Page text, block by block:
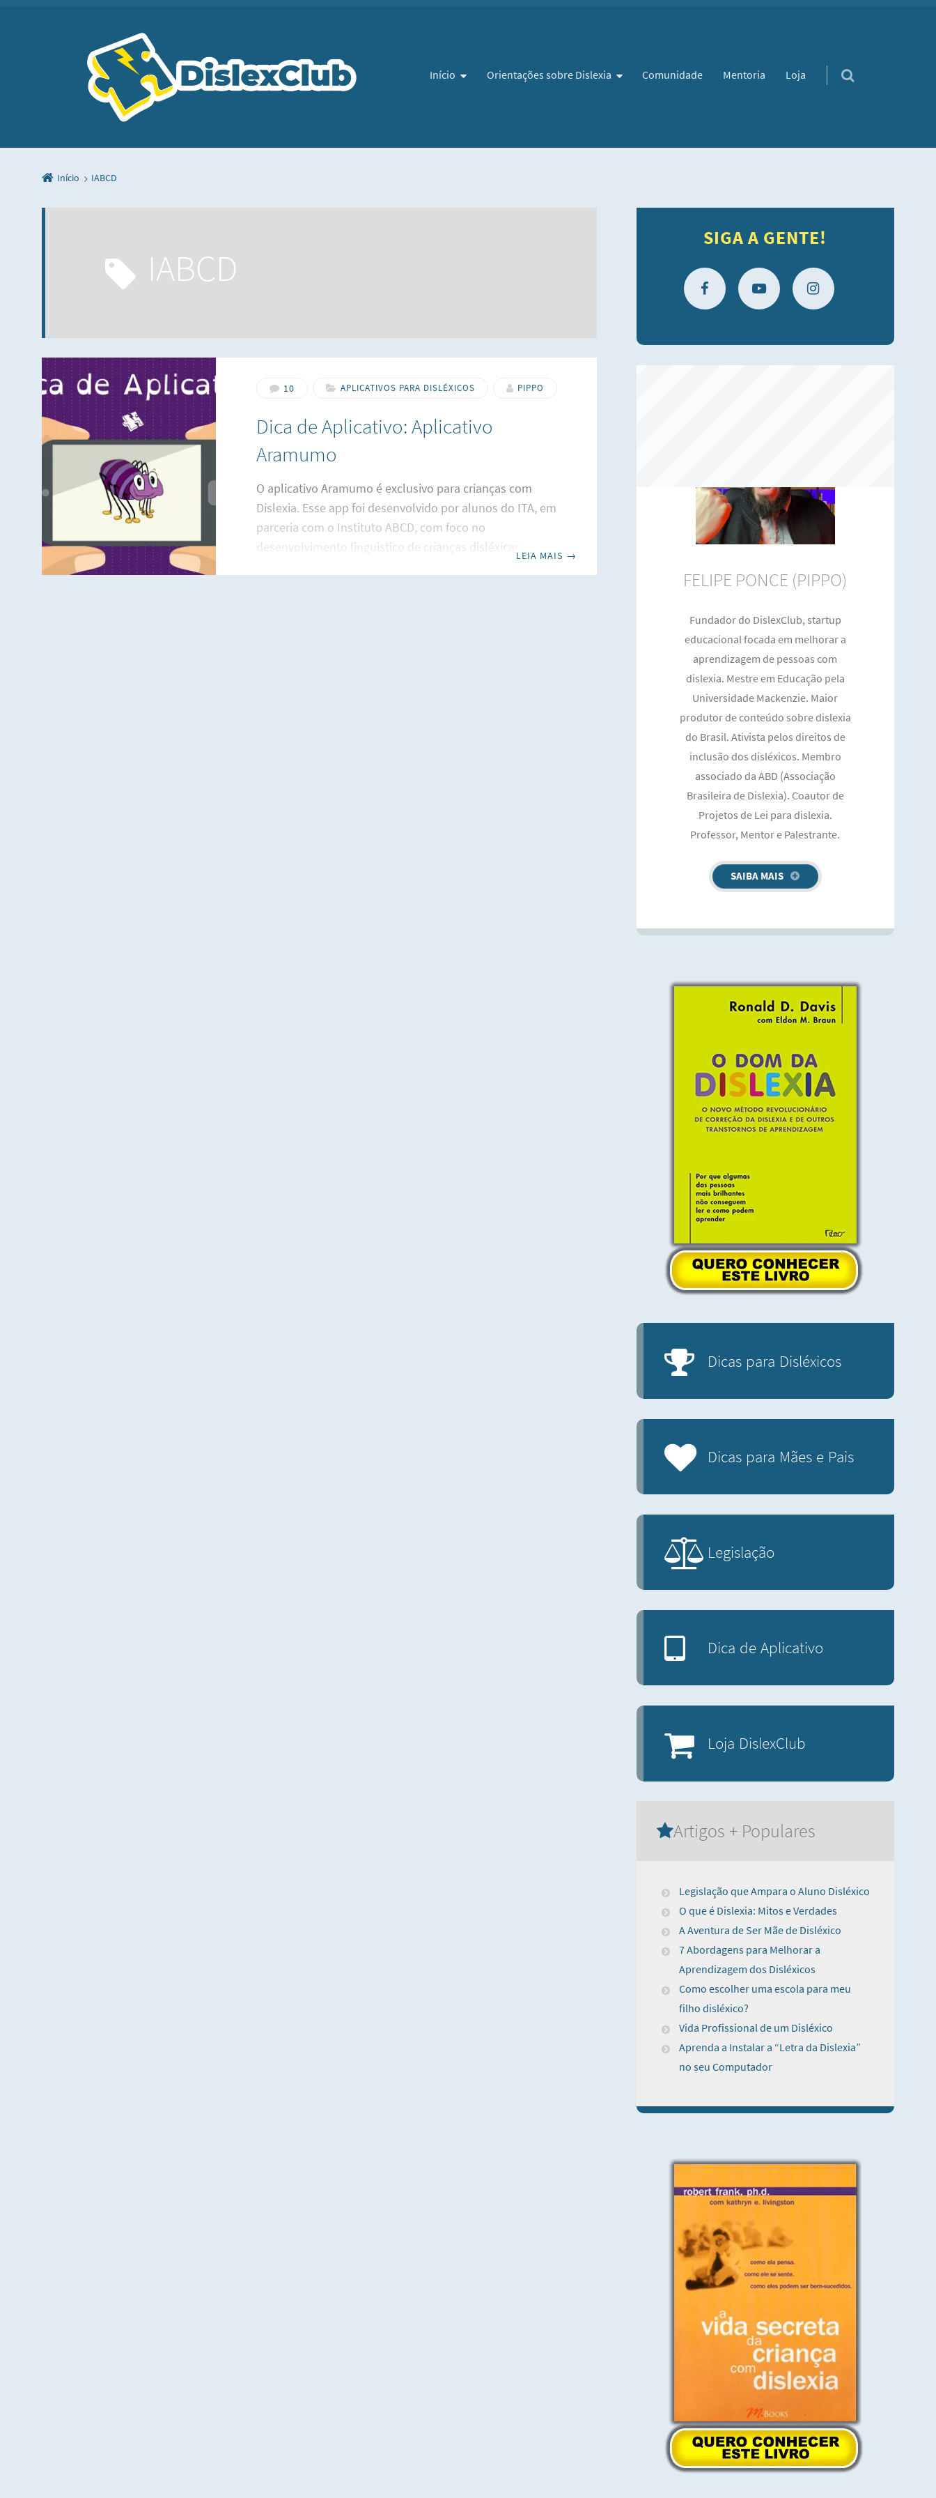
Pular para o conteúdo
Início Orientações sobre Dislexia Comunidade Mentoria Loja
Início IABCD
IABCD
10 APLICATIVOS PARA DISLÉXICOS PIPPO
Dica de Aplicativo: Aplicativo
Aramumo
O aplicativo Aramumo é exclusivo para crianças com
Dislexia. Esse app foi desenvolvido por alunos do ITA, em
parceria com o Instituto ABCD, com foco no
desenvolvimento linguistico de crianças disléxicas.
LEIA MAIS →
SIGA A GENTE!
FELIPE PONCE (PIPPO)
Fundador do DislexClub, startup
educacional focada em melhorar a
aprendizagem de pessoas com
dislexia. Mestre em Educação pela
Universidade Mackenzie. Maior
produtor de conteúdo sobre dislexia
do Brasil. Ativista pelos direitos de
inclusão dos disléxicos. Membro
associado da ABD (Associação
Brasileira de Dislexia). Coautor de
Projetos de Lei para dislexia.
Professor, Mentor e Palestrante.
SAIBA MAIS
Dicas para Disléxicos
Dicas para Mães e Pais
Legislação
Dica de Aplicativo
Loja DislexClub
Artigos + Populares
Legislação que Ampara o Aluno Disléxico
O que é Dislexia: Mitos e Verdades
A Aventura de Ser Mãe de Disléxico
7 Abordagens para Melhorar a
Aprendizagem dos Disléxicos
Como escolher uma escola para meu
filho disléxico?
Vida Profissional de um Disléxico
Aprenda a Instalar a “Letra da Dislexia”
no seu Computador